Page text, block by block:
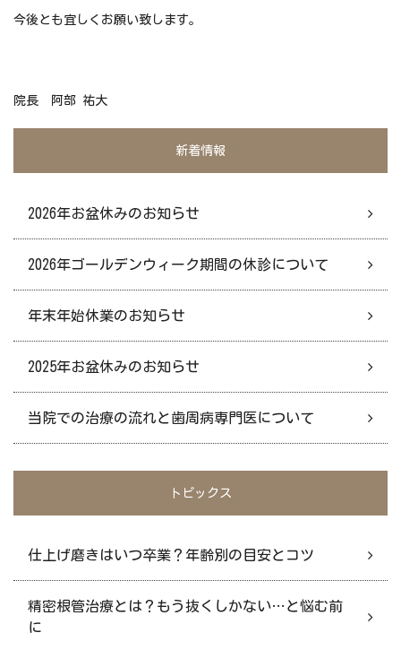
今後とも宜しくお願い致します。
院長 阿部 祐大
新着情報
2026年お盆休みのお知らせ
2026年ゴールデンウィーク期間の休診について
年末年始休業のお知らせ
2025年お盆休みのお知らせ
当院での治療の流れと歯周病専門医について
トピックス
仕上げ磨きはいつ卒業？年齢別の目安とコツ
精密根管治療とは？もう抜くしかない…と悩む前
に